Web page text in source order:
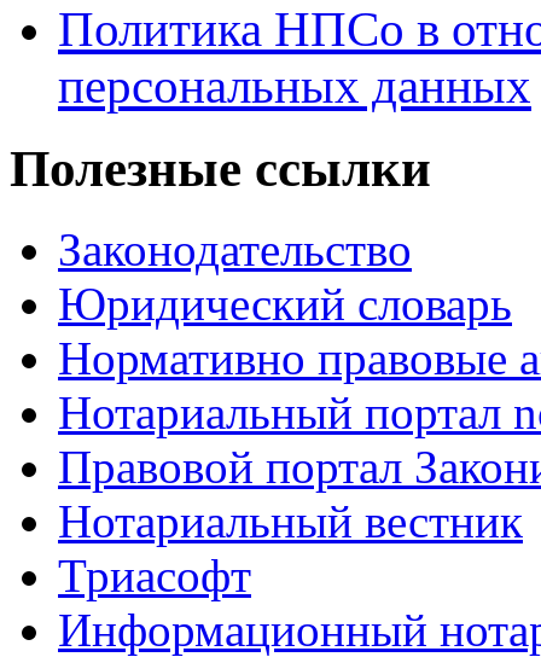
Политика НПСо в
персональных данных
Полезные ссылки
Законодательство
Юридический словарь
Нормативно правовые
Нотариальный портал
Правовой портал
Нотариальный вестник
Триасофт
Информационный